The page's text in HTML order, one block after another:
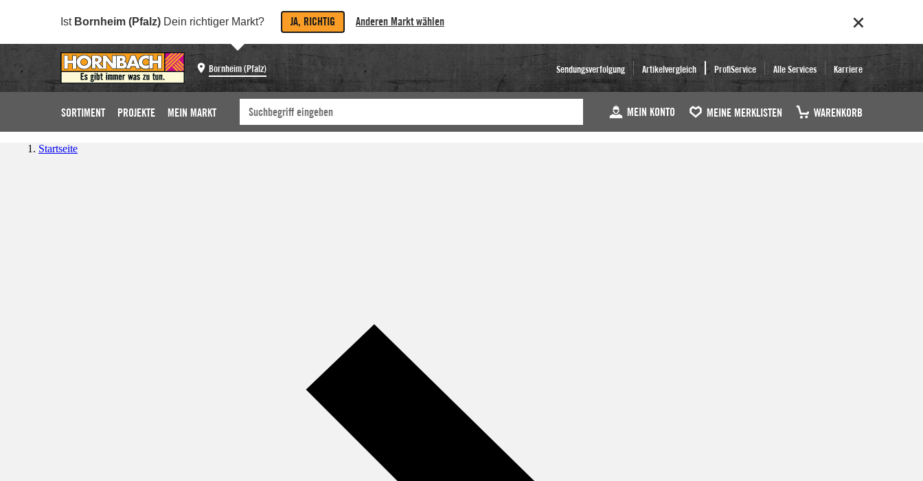
Ist Bornheim (Pfalz) Dein richtiger Markt? JA, RICHTIG Anderen Markt wählen
Bornheim (Pfalz) Sendungsverfolgung Artikelvergleich ProfiService Alle Services Karriere
SORTIMENT PROJEKTE MEIN MARKT MEIN KONTO MEINE MERKLISTEN WARENKORB
Startseite